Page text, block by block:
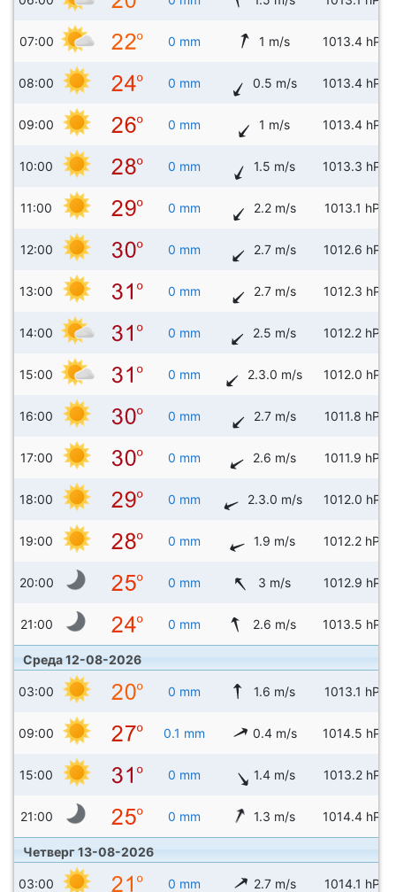
07:00 0 mm 1 m/s 1013.4 hPa
08:00 0 mm 0.5 m/s 1013.4 hPa
09:00 0 mm 1 m/s 1013.4 hPa
10:00 0 mm 1.5 m/s 1013.3 hPa
11:00 0 mm 2.2 m/s 1013.1 hPa
12:00 0 mm 2.7 m/s 1012.6 hPa
13:00 0 mm 2.7 m/s 1012.3 hPa
14:00 0 mm 2.5 m/s 1012.2 hPa
15:00 0 mm 2.3.0 m/s 1012.0 hPa
16:00 0 mm 2.7 m/s 1011.8 hPa
17:00 0 mm 2.6 m/s 1011.9 hPa
18:00 0 mm 2.3.0 m/s 1012.0 hPa
19:00 0 mm 1.9 m/s 1012.2 hPa
20:00 0 mm 3 m/s 1012.9 hPa
21:00 0 mm 2.6 m/s 1013.5 hPa
Среда 12-08-2026
03:00 0 mm 1.6 m/s 1013.1 hPa
09:00 0.1 mm 0.4 m/s 1014.5 hPa
15:00 0 mm 1.4 m/s 1013.2 hPa
21:00 0 mm 1.3 m/s 1014.4 hPa
Четверг 13-08-2026
03:00 0 mm 2.7 m/s 1014.1 hPa